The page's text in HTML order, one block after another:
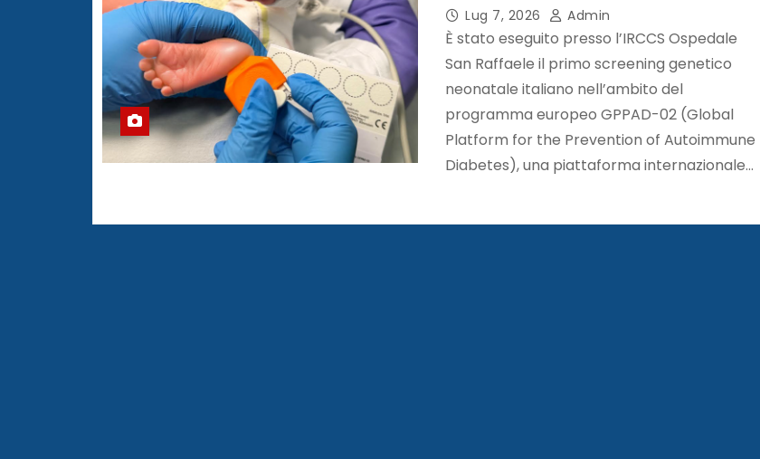
primaria del diabete di tipo 1
Lug 7, 2026 Admin
È stato eseguito presso l’IRCCS Ospedale
San Raffaele il primo screening genetico
neonatale italiano nell’ambito del
programma europeo GPPAD-02 (Global
Platform for the Prevention of Autoimmune
Diabetes), una piattaforma internazionale…